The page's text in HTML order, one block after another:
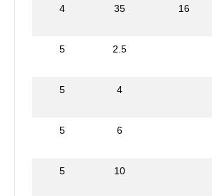
4 35 16
5 2.5
5 4
5 6
5 10